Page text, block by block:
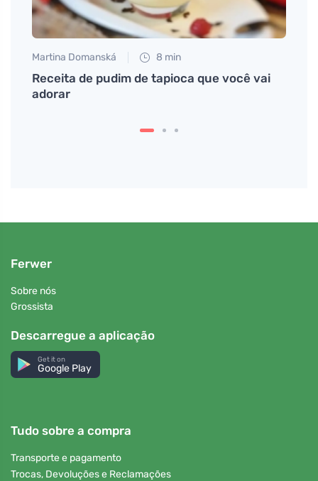
Martina Domanská 8 min
Receita de pudim de tapioca que você vai
adorar
Ferwer
Sobre nós
Grossista
Descarregue a aplicação
Get it on
Google Play
Tudo sobre a compra
Transporte e pagamento
Trocas, Devoluções e Reclamações